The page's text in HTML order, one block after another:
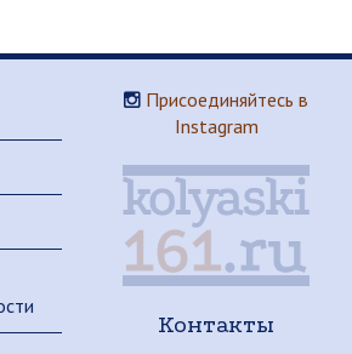
Присоединяйтесь в
Instagram
Контакты